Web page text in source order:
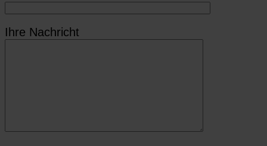
Ihre Nachricht